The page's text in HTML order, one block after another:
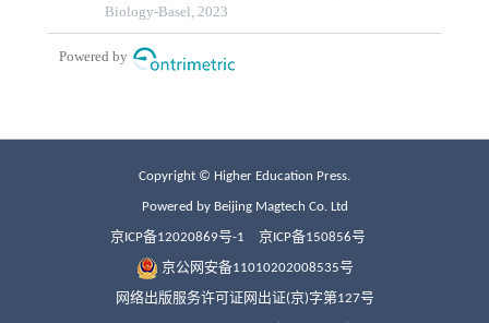
Copyright © Higher Education Press.
Powered by Beijing Magtech Co. Ltd
京ICP备12020869号-1 京ICP备150856号
京公网安备11010202008535号
网络出版服务许可证网出证(京)字第127号